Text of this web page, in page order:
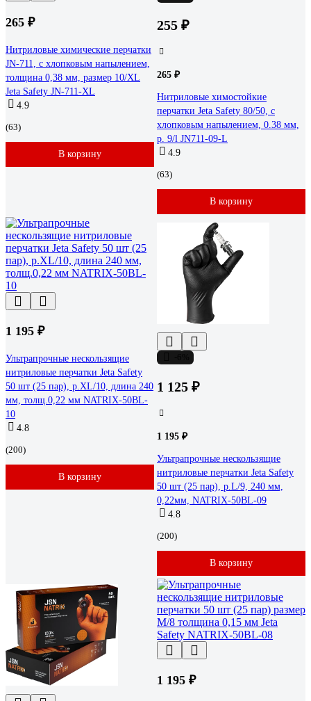
265 ₽
Нитриловые химические перчатки
JN-711, с хлопковым напылением,
толщина 0,38 мм, размер 10/XL
Jeta Safety JN-711-XL
4.9
(63)
В корзину
255 ₽
265 ₽
Нитриловые химостойкие
перчатки Jeta Safety 80/50, с
хлопковым напылением, 0.38 мм,
р. 9/l JN711-09-L
4.9
(63)
В корзину
1 195 ₽
Ультрапрочные нескользящие
нитриловые перчатки Jeta Safety
50 шт (25 пар), р.XL/10, длина 240
мм, толщ.0,22 мм NATRIX-50BL-
10
4.8
(200)
В корзину
1 125 ₽
1 195 ₽
Ультрапрочные нескользящие
нитриловые перчатки Jeta Safety
50 шт (25 пар), р.L/9, 240 мм,
0,22мм, NATRIX-50BL-09
4.8
(200)
В корзину
1 195 ₽